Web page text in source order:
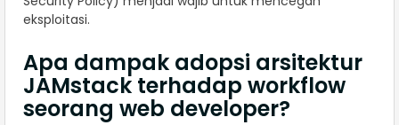
eksploitasi.
Apa dampak adopsi arsitektur
JAMstack terhadap workflow
seorang web developer?